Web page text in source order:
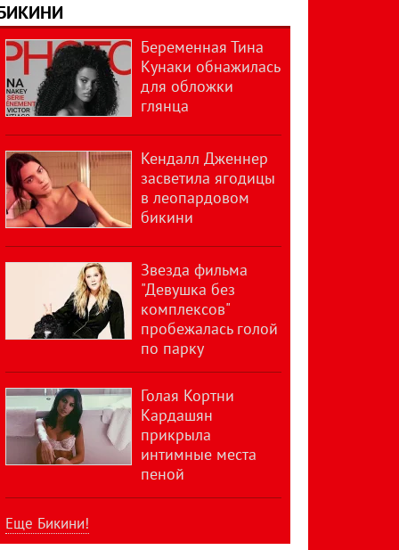
Беременная Тина
Кунаки обнажилась
для обложки
глянца
Кендалл Дженнер
засветила ягодицы
в леопардовом
бикини
Звезда фильма
"Девушка без
комплексов"
пробежалась голой
по парку
Голая Кортни
Кардашян
прикрыла
интимные места
пеной
Еще Бикини!